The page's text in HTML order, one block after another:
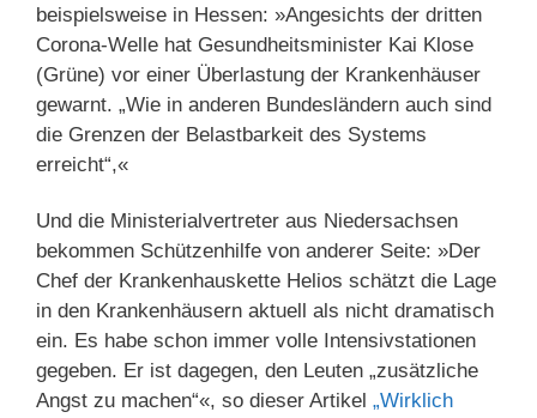
beispielsweise in Hessen: »Angesichts der dritten
Corona-Welle hat Gesundheitsminister Kai Klose
(Grüne) vor einer Überlastung der Krankenhäuser
gewarnt. „Wie in anderen Bundesländern auch sind
die Grenzen der Belastbarkeit des Systems
erreicht“,«
Und die Ministerialvertreter aus Niedersachsen
bekommen Schützenhilfe von anderer Seite: »Der
Chef der Krankenhauskette Helios schätzt die Lage
in den Krankenhäusern aktuell als nicht dramatisch
ein. Es habe schon immer volle Intensivstationen
gegeben. Er ist dagegen, den Leuten „zusätzliche
Angst zu machen“«, so dieser Artikel „Wirklich